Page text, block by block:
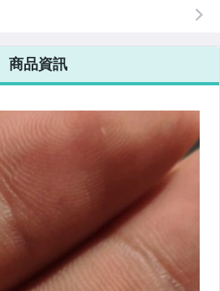
商品資訊